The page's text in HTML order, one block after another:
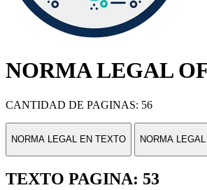
NORMA LEGAL
CANTIDAD DE PAGINAS: 56
NORMA LEGAL EN TEXTO NORMA
TEXTO PAGINA: 53